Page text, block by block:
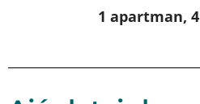
1 apartman,